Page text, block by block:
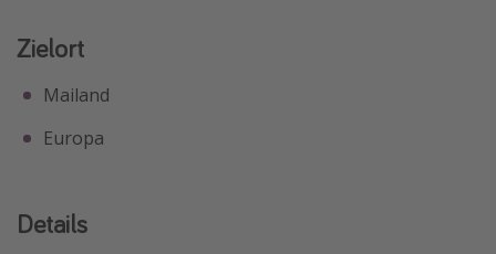
Zielort
Mailand
Europa
Details